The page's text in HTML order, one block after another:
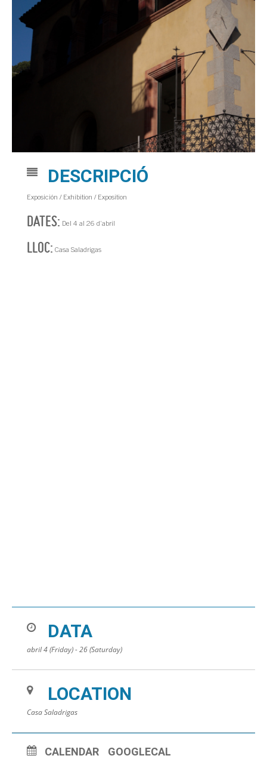
DESCRIPCIÓ
Exposición / Exhibition / Exposition
DATES: Del 4 al 26 d’abril
LLOC: Casa Saladrigas
DATA
abril 4 (Friday) - 26 (Saturday)
LOCATION
Casa Saladrigas
CALENDAR GOOGLECAL